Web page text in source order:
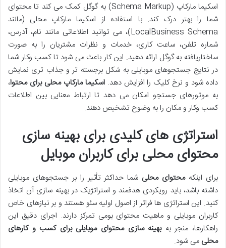
اسکیما مارکاپ (Schema Markup) به گوگل کمک می کند تا محتوای
شما را بهتر درک کند. با استفاده از اسکیما مارکاپ محلی (مانند
LocalBusiness Schema)، می توانید اطلاعاتی مانند نام، آدرس،
شماره تلفن، ساعت کاری، خدمات و نظرات مشتریان را به صورت
ساختاریافته به گوگل ارائه دهید. این کار باعث می شود تا کسب وکار شما
در نتایج جستجوهای موبایلی به شکل برجسته تر و جذاب تری نمایش
داده شود و نرخ کلیک را افزایش دهد.اسکیما مارکاپ محلی برای محتوا،
به موتورهای جستجو امکان می دهد تا ارتباط معنایی بین اطلاعات
کسب وکار و مکان را به وضوح تشخیص دهند.
استراتژی های کلیدی برای بهینه سازی
محتوای محلی برای کاربران موبایل
برای اینکهمحتوای محلی شما حداکثر تأثیر را بر جستجوهای موبایلی
داشته باشد، باید رویکردی هدفمند و استراتژیک در بهینه سازی آن اتخاذ
کنید. این استراتژی ها فراتر از اصول اولیه سئو هستند و بر نیازهای خاص
کاربران موبایلی و ماهیت محتوای بومی تمرکز دارند. اجرای دقیق این
راهکارها، منجر بهبهینه سازی محتوای موبایلی برای کسب و کارهای
محلی می شود.